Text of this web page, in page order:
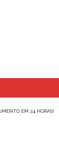
EM 24 HORAS!